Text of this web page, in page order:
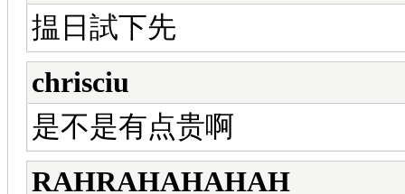
揾日試下先
chrisciu
是不是有点贵啊
RAHRAHAHAHAH